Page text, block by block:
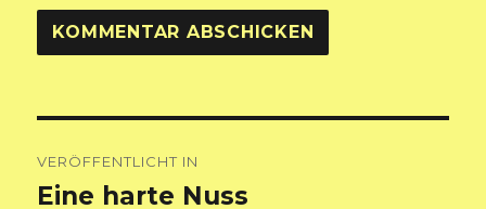
VERÖFFENTLICHT IN
Eine harte Nuss